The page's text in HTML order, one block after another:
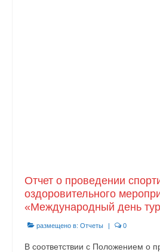
Отчет о проведении
оздоровительного
«Международный день
размещено в: Отчеты | 0
В соответствии с Положением о